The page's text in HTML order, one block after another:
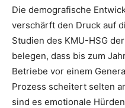
Die demografische
verschärft den Druck auf
Studien des KMU-HSG
belegen, dass bis zum
Betriebe vor einem
Prozess scheitert selten
sind es emotionale